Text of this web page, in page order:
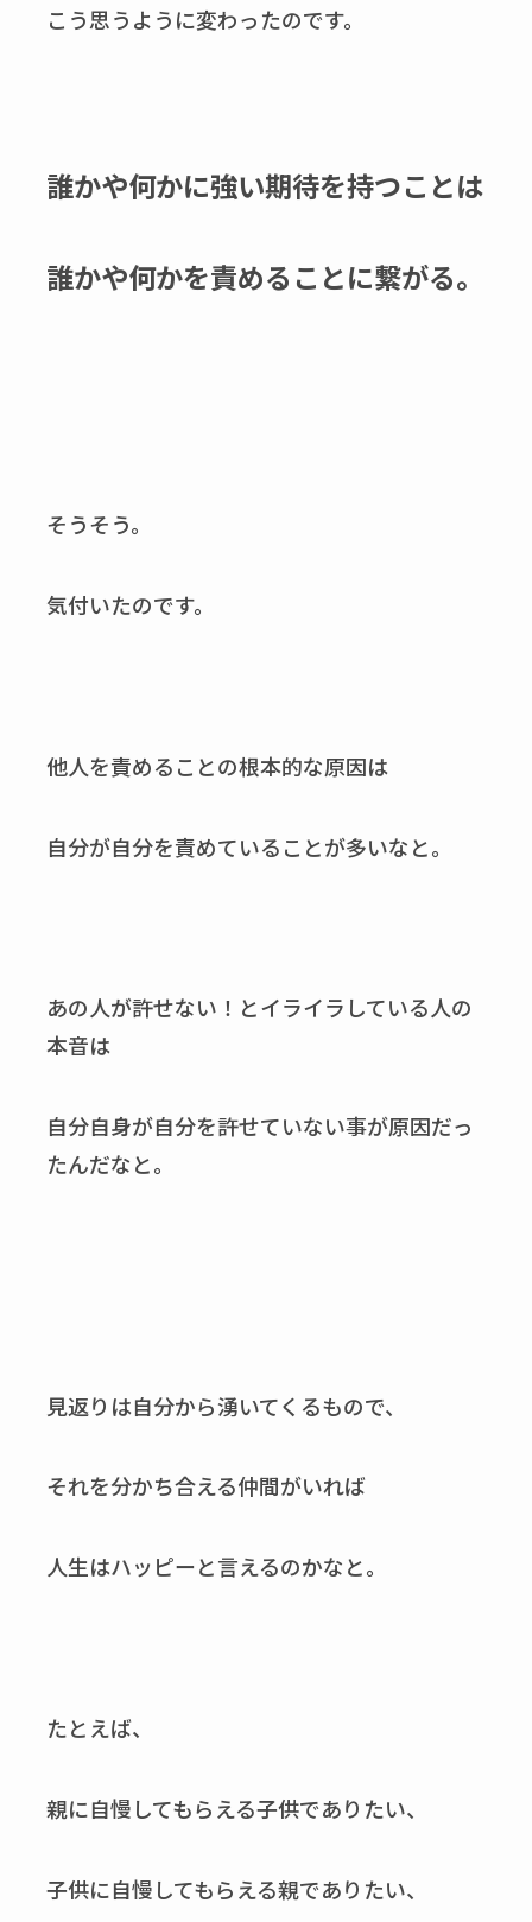
こう思うように変わったのです。
誰かや何かに強い期待を持つことは
誰かや何かを責めることに繋がる。
そうそう。
気付いたのです。
他人を責めることの根本的な原因は
自分が自分を責めていることが多いなと。
あの人が許せない！とイライラしている人の
本音は
自分自身が自分を許せていない事が原因だっ
たんだなと。
見返りは自分から湧いてくるもので、
それを分かち合える仲間がいれば
人生はハッピーと言えるのかなと。
たとえば、
親に自慢してもらえる子供でありたい、
子供に自慢してもらえる親でありたい、